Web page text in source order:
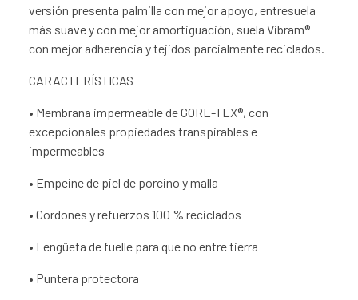
versión presenta palmilla con mejor apoyo, entresuela
más suave y con mejor amortiguación, suela Vibram®
con mejor adherencia y tejidos parcialmente reciclados.
CARACTERÍSTICAS
• Membrana impermeable de GORE-TEX®, con
excepcionales propiedades transpirables e
impermeables
• Empeine de piel de porcino y malla
• Cordones y refuerzos 100 % reciclados
• Lengüeta de fuelle para que no entre tierra
• Puntera protectora